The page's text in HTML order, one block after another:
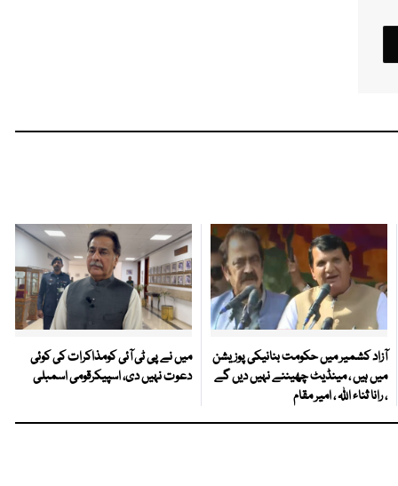
آزاد کشمیر میں حکومت بنانیکی پوزیشن
میں ہیں ، مینڈیٹ چھیننے نہیں دیں گے
، رانا ثناء اللہ ، امیر مقام
میں نے پی ٹی آئی کومذاکرات کی کوئی
دعوت نہیں دی، اسپیکرقومی اسمبلی